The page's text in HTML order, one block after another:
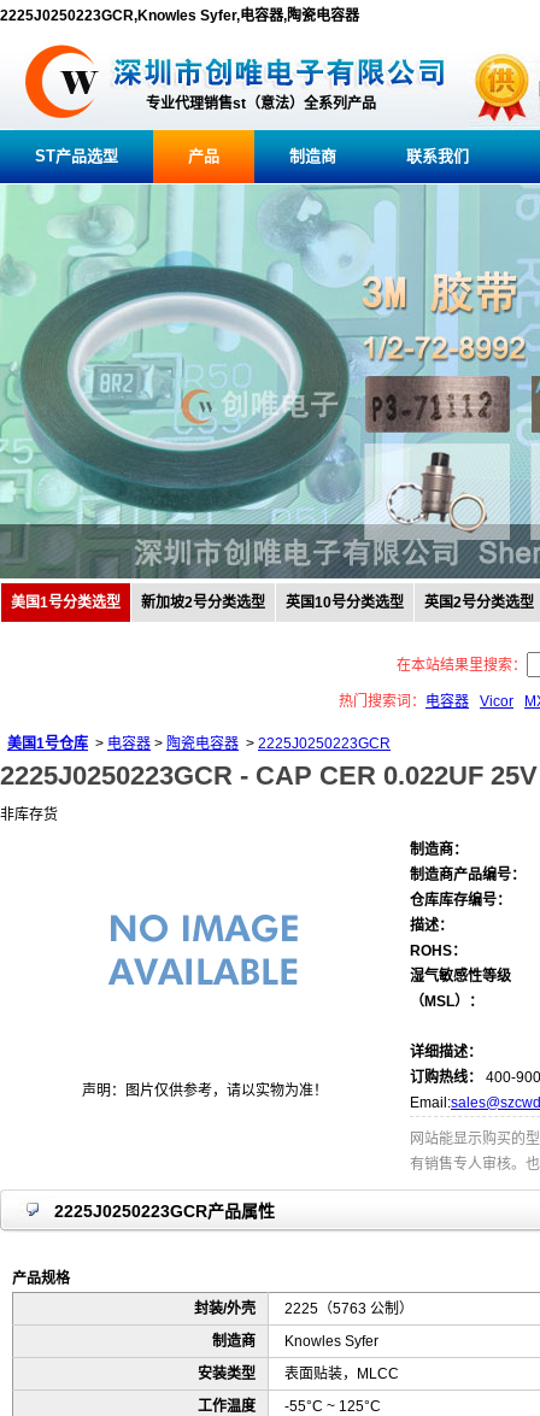
2225J0250223GCR,Knowles Syfer,电容器,陶瓷电容器
专业代理销售st（意法）全系列产品
ST产品选型 产品 制造商 联系我们
美国1号分类选型 新加坡2号分类选型 英国10号分类选型 英国2号分类选型
在本站结果里搜索：
热门搜索词： 电容器 Vicor
美国1号仓库 > 电容器 > 陶瓷电容器 > 2225J0250223GCR
2225J0250223GCR - CAP CER 0.022UF
非库存货
声明：图片仅供参考，请以实物为准！
制造商：
制造商产品编号：
仓库库存编号：
描述：
ROHS：
湿气敏感性等级
（MSL）：
详细描述：
订购热线：
400-
Email:
网站能显示购买的
有销售专人审核。
2225J0250223GCR产品属性
产品规格
封装/外壳
2225（5763 公制）
制造商
Knowles Syfer
安装类型
表面贴装，MLCC
工作温度
-55°C ~ 125°C